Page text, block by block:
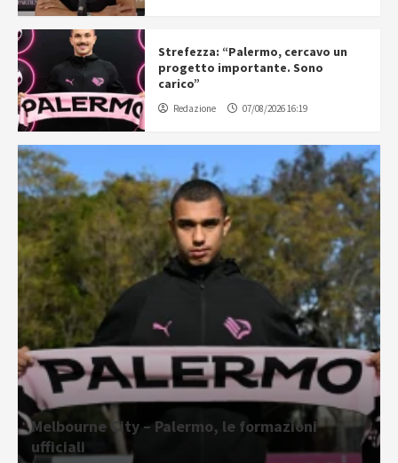
Strefezza: “Palermo, cercavo un
progetto importante. Sono
carico”
Redazione 07/08/2026 16:19
Melbourne City – Palermo, le formazioni
ufficiali